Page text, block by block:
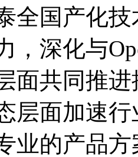
全国产化
，深化与
共同推进
态层面加速
业的产品方